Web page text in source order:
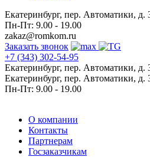
Екатеринбург, пер. Автоматики, д.
Пн-Пт: 9.00 - 19.00
zakaz@romkom.ru
Заказать звонок
+7 (343) 302-54-95
Екатеринбург, пер. Автоматики, д.
Екатеринбург, пер. Автоматики, д.
Пн-Пт: 9.00 - 19.00
О компании
Контакты
Партнерам
Госзаказчикам